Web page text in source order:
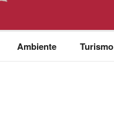
Ambiente Turismo